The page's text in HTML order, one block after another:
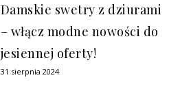
Damskie swetry z dziurami
– włącz modne nowości do
jesiennej oferty!
31 sierpnia 2024